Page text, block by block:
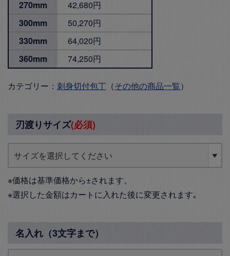
270mm
42,680円
300mm
50,270円
330mm
64,020円
360mm
74,250円
カテゴリー： 刺身切付包丁 （その他の商品一覧）
刃渡りサイズ(必須)
※価格は基準価格から±されます。
※選択した金額はカートに入れた後に変更されます｡
名入れ（3文字まで）